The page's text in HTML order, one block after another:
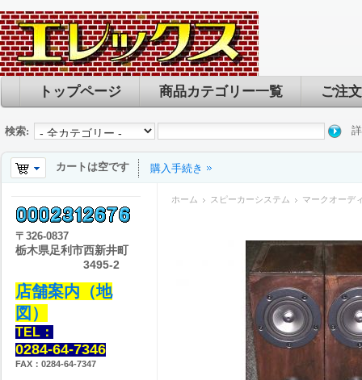
トップページ 商品カテゴリー一覧 ご注
検索:
カートは空です 購入手続き
ホーム スピーカーシステム マークオーデ
〒 326-0837
栃木県足利市西新井町
3495-2
店舗案内（地
図）
TEL：
0284-64-7346
FAX：0284-64-7347